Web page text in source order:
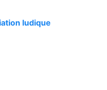
ludique